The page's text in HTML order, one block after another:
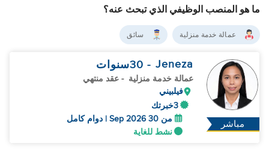
ما هو المنصب الوظيفي الذي تبحث عنه؟
عمالة خدمة منزلية سائق
مباشر
Jeneza
- 30 سنوات
عمالة خدمة منزلية - عقد منتهي
فيلبيني
3خبرتك
من 30 Sep 2026 | دوام كامل
نشط للغاية